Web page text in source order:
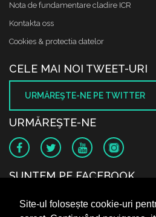
Site-ul folosește cookie-uri
Nota de fundamentare cladire ICR
Kontakta oss
Cookies & protectia datelor
CELE MAI NOI TWEET-URI
URMĂREŞTE-NE PE TWITTER
URMĂREŞTE-NE
SUNTEM PE FACEBOOK